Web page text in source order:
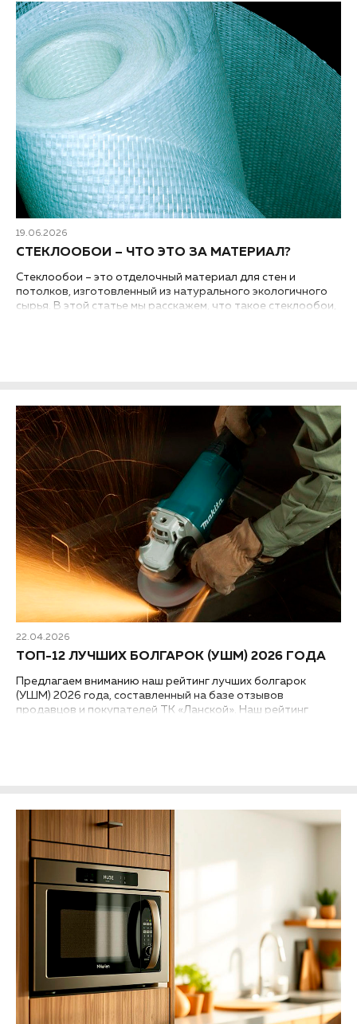
19.06.2026
СТЕКЛООБОИ – ЧТО ЭТО ЗА МАТЕРИАЛ?
Стеклообои – это отделочный материал для стен и
потолков, изготовленный из натурального экологичного
сырья. В этой статье мы расскажем, что такое стеклообои,
22.04.2026
ТОП-12 ЛУЧШИХ БОЛГАРОК (УШМ) 2026 ГОДА
Предлагаем вниманию наш рейтинг лучших болгарок
(УШМ) 2026 года, составленный на базе отзывов
продавцов и покупателей ТК «Ланской». Наш рейтинг